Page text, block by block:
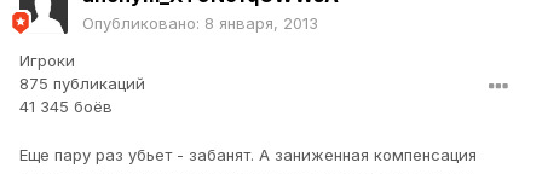
Опубликовано: 8 января, 2013
Игроки
875 публикаций
41 345 боёв
Еще пару раз убьет - забанят. А заниженная компенсация